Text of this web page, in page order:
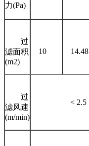
力(Pa)
过
滤面积
(m2)
10 14.48
过
滤风速
(m/min)
< 2.5